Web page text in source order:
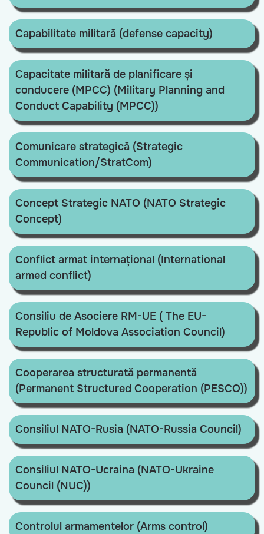
Capabilitate militară (defense capacity)
Capacitate militară de planificare și
conducere (MPCC) (Military Planning and
Conduct Capability (MPCC))
Comunicare strategică (Strategic
Communication/StratCom)
Concept Strategic NATO (NATO Strategic
Concept)
Conflict armat internațional (International
armed conflict)
Consiliu de Asociere RM-UE ( The EU-
Republic of Moldova Association Council)
Cooperarea structurată permanentă
(Permanent Structured Cooperation (PESCO))
Consiliul NATO-Rusia (NATO-Russia Council)
Consiliul NATO-Ucraina (NATO-Ukraine
Council (NUC))
Controlul armamentelor (Arms control)